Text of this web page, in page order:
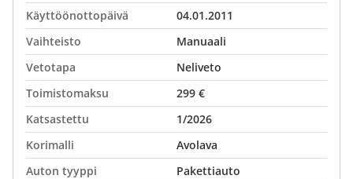
Käyttöönottopäivä
04.01.2011
Vaihteisto
Manuaali
Vetotapa
Neliveto
Toimistomaksu
299 €
Katsastettu
1/2026
Korimalli
Avolava
Auton tyyppi
Pakettiauto